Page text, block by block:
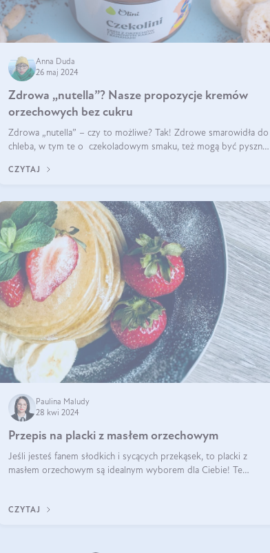
Anna Duda
26 maj 2024
Zdrowa „nutella”? Nasze propozycje kremów
orzechowych bez cukru
Zdrowa „nutella” – czy to możliwe? Tak! Zdrowe smarowidła do
chleba, w tym te o czekoladowym smaku, też mogą być pyszne.
CZYTAJ
Paulina Maludy
28 kwi 2024
Przepis na placki z masłem orzechowym
Jeśli jesteś fanem słodkich i sycących przekąsek, to placki z
masłem orzechowym są idealnym wyborem dla Ciebie! Te
CZYTAJ